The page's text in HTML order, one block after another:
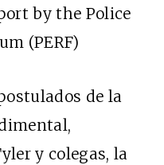
by the Police
(PERF)
de la
y colegas, la